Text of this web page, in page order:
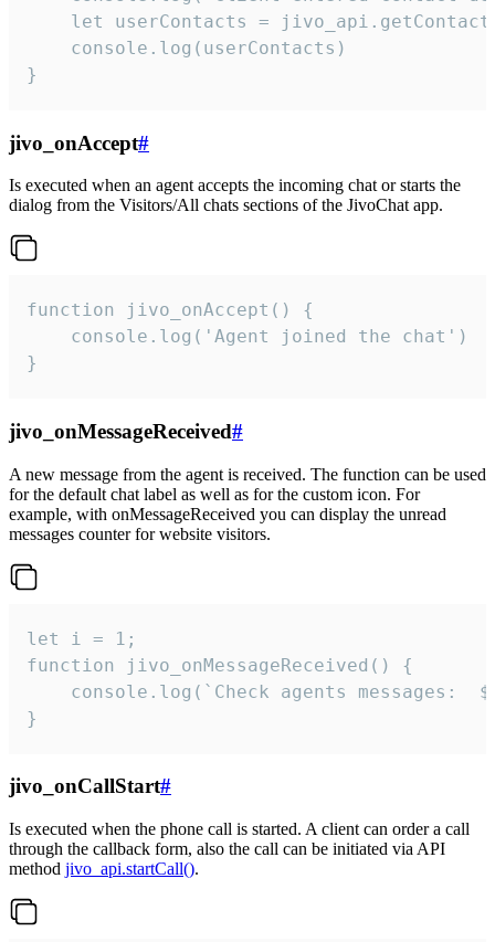
let userContacts =
    console.log(userContacts)
}
jivo_onAccept#
Is executed when an agent accepts the incoming chat or starts the
dialog from the Visitors/All chats sections of the JivoChat app.
function jivo_onAccept() {
}
jivo_onMessageReceived#
A new message from the agent is received. The function can be used
for the default chat label as well as for the custom icon. For
example, with onMessageReceived you can display the unread
messages counter for website visitors.
let i = 1;
function jivo_onMessageReceived() {
}
jivo_onCallStart#
Is executed when the phone call is started. A client can order a call
through the callback form, also the call can be initiated via API
method jivo_api.startCall().